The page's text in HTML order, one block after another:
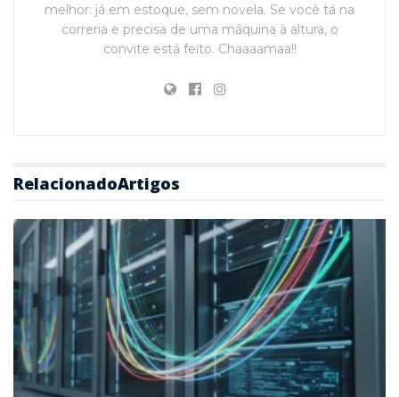
melhor: já em estoque, sem novela. Se você tá na
correria e precisa de uma máquina à altura, o
convite está feito. Chaaaamaa!!
RelacionadoArtigos